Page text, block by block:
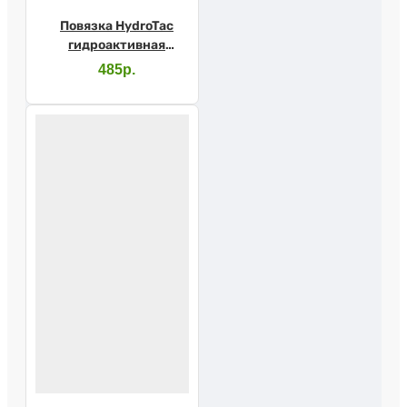
Повязка HydroTac
гидроактивная
губчатая 10х10см
485р.